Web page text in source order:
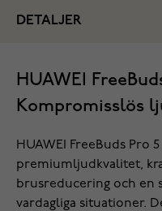
DETALJER
HUAWEI
Kompromisslös
HUAWEI FreeBuds
premiumljudkvalitet,
brusreducering och en
vardagliga situationer.